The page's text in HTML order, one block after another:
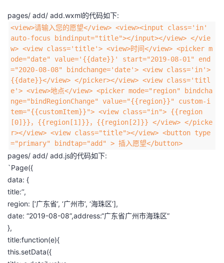
pages/ add/ add.wxml的代码如下:
<view>请输入您的愿望</view> <view><input class='in'
auto-focus bindinput="title"></input></view> </vie
w> <view class='title'> <view>时间</view> <picker m
ode="date" value='{{date}}' start="2019-08-01" end
="2020-08-08" bindchange='date'> <view class='in'>
{{date}}</view> </picker></view> <view class='titl
e'> <view>地点</view> <picker mode="region" bindcha
nge="bindRegionChange" value="{{region}}" custom-i
tem="{{customItem}}"> <view class="in"> {{region
[0]}}，{{region[1]}}，{{region[2]}} </view> </picke
r></view> <view class="title"></view> <button type
="primary" bindtap="add" > 插入愿望</button>
pages/ add/ add.js的代码如下:
`Page({
data: {
title:’’,
region: [‘广东省’, ‘广州市’, ‘海珠区’],
date: “2019-08-08”,address:“广东省广州市海珠区”
},
title:function(e){
this.setData({